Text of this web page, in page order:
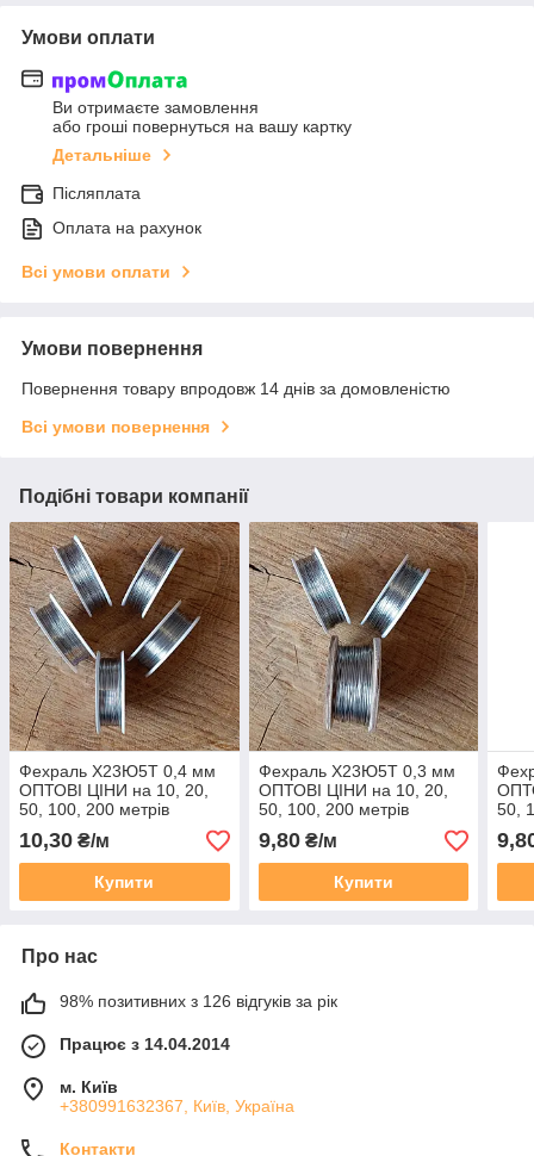
Умови оплати
Ви отримаєте замовлення
або гроші повернуться на вашу картку
Детальніше
Післяплата
Оплата на рахунок
Всі умови оплати
Умови повернення
Повернення товару впродовж 14 днів за домовленістю
Всі умови повернення
Подібні товари компанії
Фехраль Х23Ю5Т 0,4 мм
ОПТОВІ ЦІНИ на 10, 20,
50, 100, 200 метрів
10,30 ₴/м
Купити
Фехраль Х23Ю5Т 0,3 мм
ОПТОВІ ЦІНИ на 10, 20,
50, 100, 200 метрів
9,80₴/м
Купити
50,
Про нас
98% позитивних з 126 відгуків за рік
Працює з 14.04.2014
м. Київ
+380991632367, Київ, Україна
Контакти